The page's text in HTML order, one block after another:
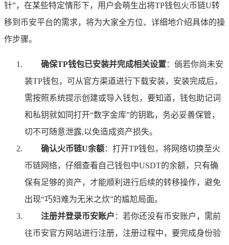
针”，在某些特定情形下，用户会萌生出将TP钱包火币链U转
移到币安平台的需求，将为大家全方位、详细地介绍具体的操
作步骤。
确保TP钱包已安装并完成相关设置：倘若你尚未安
装TP钱包，可从官方渠道进行下载安装，安装完成后，
需按照系统提示创建或导入钱包，要知道，钱包助记词
和私钥就如同打开“数字金库”的钥匙，务必妥善保管，
切不可随意泄露,以免造成资产损失。
确认火币链U余额：打开TP钱包，将网络切换至火
币链网络，仔细查看自己钱包中USDT的余额，只有确
保有足够的资产，才能顺利进行后续的转移操作，避免
出现“巧妇难为无米之炊”的尴尬局面。
注册并登录币安账户 ：若你还没有币安账户，需前
往币安官方网站进行注册，注册过程中，要完成身份验